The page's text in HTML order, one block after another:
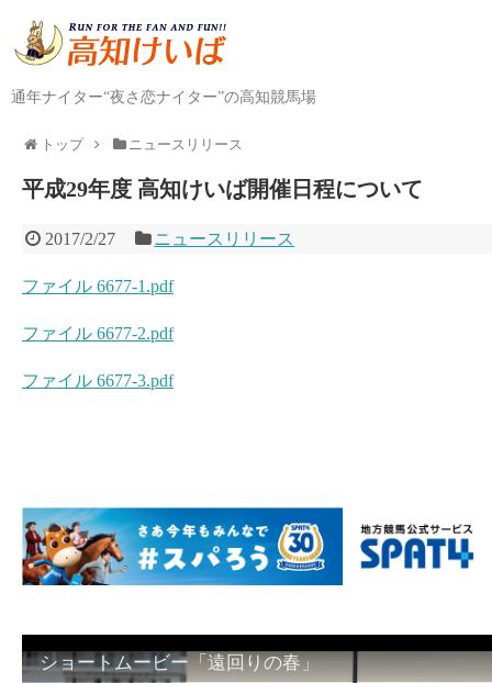
通年ナイター“夜さ恋ナイター”の高知競馬場
トップ ニュースリリース
平成29年度 高知けいば開催日程について
2017/2/27 ニュースリリース
ファイル 6677-1.pdf
ファイル 6677-2.pdf
ファイル 6677-3.pdf
ショートムービー「遠回りの春」